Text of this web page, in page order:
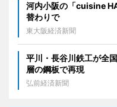
河内小阪の「cuisine
替わりで
東大阪経済新聞
平川・長谷川鉄工が全
層の鋼板で再現
弘前経済新聞